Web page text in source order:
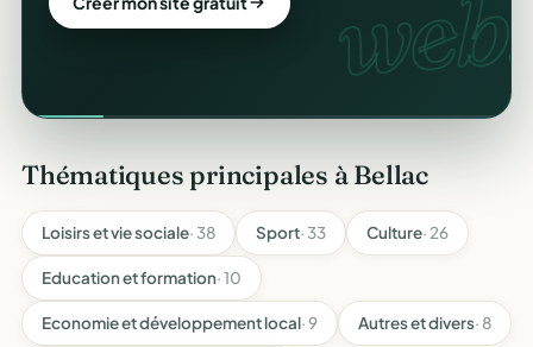
web.
Thématiques principales à Bellac
Loisirs et vie sociale· 38 Sport· 33 Culture· 26
Education et formation· 10
Economie et développement local· 9 Autres et divers· 8